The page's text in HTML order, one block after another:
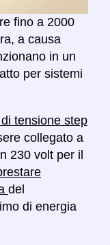
fino a 2000
a causa
in un
per sistemi
tensione step
collegato a
230 volt per il
del
di energia